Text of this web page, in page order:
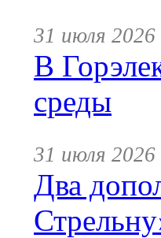
31 июля 2026
В
среды
31 июля 2026
Два